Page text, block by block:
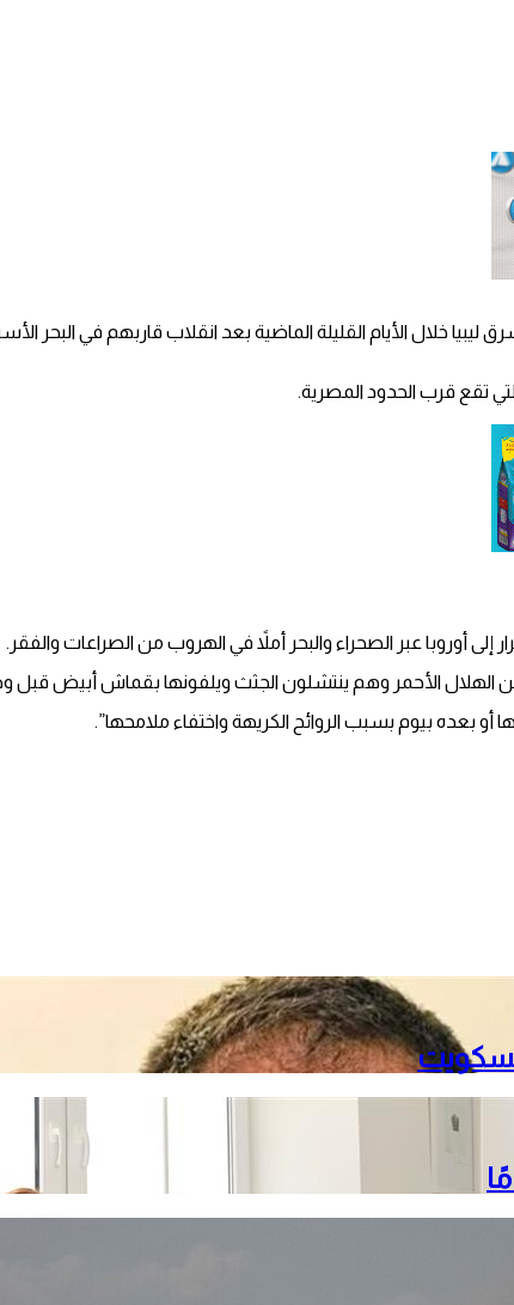
شاطئ مدينة طبرق في شرق ليبيا خلال الأيام القليلة الماضية بعد انقلاب قاربهم في
أوروبا عبر الصحراء والبحر أملاً في الهروب من الصراعات والفقر.
من الهلال الأحمر وهم ينتشلون الجثث ويلفونها بقماش أبيض
بيوم بسبب الروائح الكريهة واختفاء ملامحها”.